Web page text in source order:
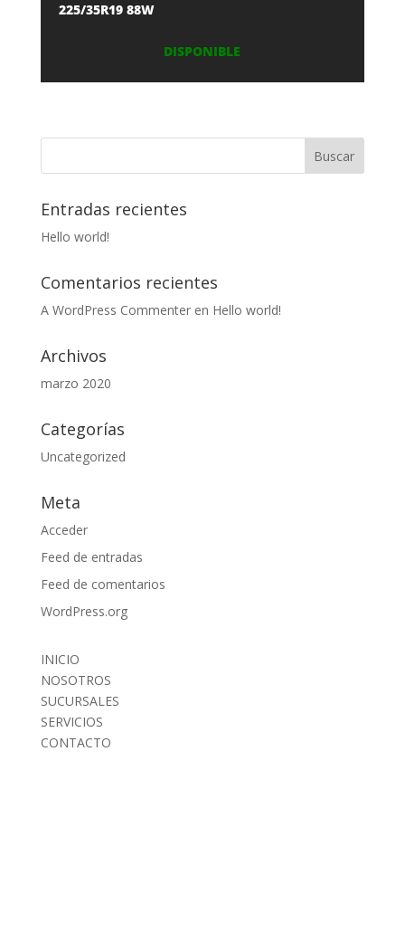
225/35R19 88W
DISPONIBLE
Entradas recientes
Hello world!
Comentarios recientes
A WordPress Commenteren Hello world!
Archivos
marzo 2020
Categorías
Uncategorized
Meta
Acceder
Feed de entradas
Feed de comentarios
WordPress.org
INICIO
NOSOTROS
SUCURSALES
SERVICIOS
CONTACTO